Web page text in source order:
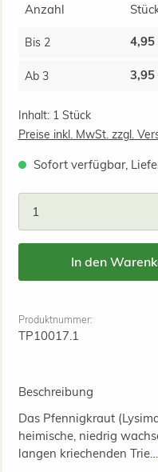
Anzahl
Bis 2 4,95
Ab 3 3,95
Inhalt: 1 Stück
Preise inkl. MwSt. zzgl.
Sofort verfügbar,
In den
Produktnummer:
TP10017.1
Beschreibung
Das Pfennigkraut
heimische, niedrig
langen kriechenden Trie…